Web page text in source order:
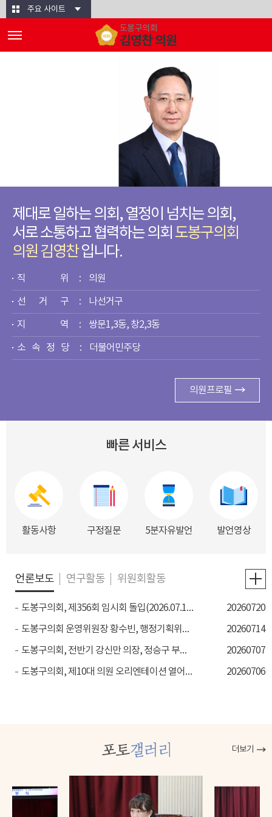
본문바로가기주요 사이트
도봉구의회
김영찬 의원
제대로 일하는 의회, 열정이 넘치는 의회,
서로 소통하고 협력하는 의회 도봉구의회
의원 김영찬입니다.
직 위 의원
선 거 구 나선거구
지 역 쌍문1,3동, 창2,3동
소 속 정 당 더불어민주당
의원프로필
빠른 서비스
활동사항 구정질문 5분자유발언 발언영상
언론보도
도봉구의회, 제356회 임시회 돌입(2026.07.18., 전국매일신문 )
20260720
도봉구의회 운영위원장 황수빈, 행정기획위원장 조미애, 복지건설위원장 강혜란 선출 (2026.07.14., 시민일보)
20260714
도봉구의회, 전반기 강신만 의장, 정승구 부의장 선출(2026.07.07., 서울일보)
20260707
도봉구의회, 제10대 의원 오리엔테이션 열어(2026.07.06., 전국매일신문 )
20260706
연구활동 위원회활동
더보기